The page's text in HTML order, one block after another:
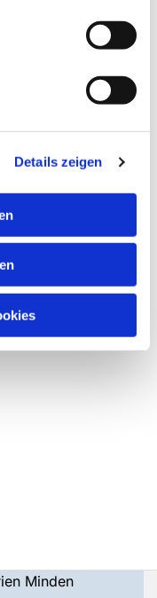
Details zeigen
auch
Minden